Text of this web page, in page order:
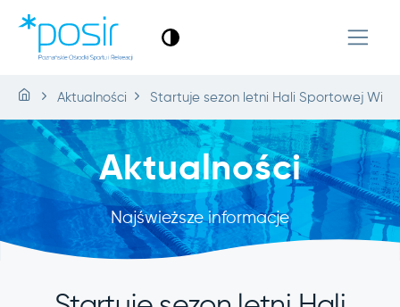
Aktualności Startuje sezon letni Hali Sportowej
Aktualności
Najświeższe informacje